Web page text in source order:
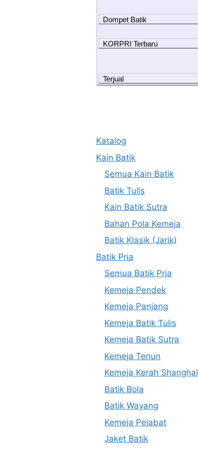
Dompet Batik
KORPRI Terbaru
Terjual
Katalog
Kain Batik
Semua Kain Batik
Batik Tulis
Kain Batik Sutra
Bahan Pola Kemeja
Batik Klasik (Jarik)
Batik Pria
Semua Batik Pria
Kemeja Pendek
Kemeja Panjang
Kemeja Batik Tulis
Kemeja Batik Sutra
Kemeja Tenun
Kemeja Kerah Shanghai
Batik Bola
Batik Wayang
Kemeja Pejabat
Jaket Batik